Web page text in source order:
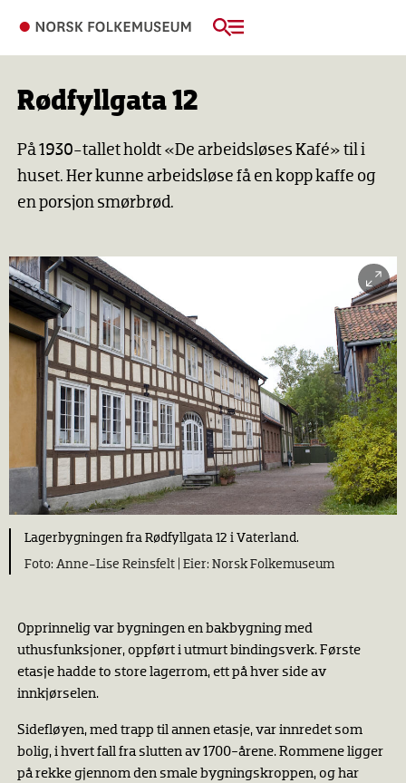
Rødfyllgata 12
På 1930-tallet holdt «De arbeidsløses Kafé» til i
huset. Her kunne arbeidsløse få en kopp kaffe og
en porsjon smørbrød.
Lagerbygningen fra Rødfyllgata 12 i Vaterland.
Anne-Lise Reinsfelt |
Norsk Folkemuseum
Opprinnelig var bygningen en bakbygning med
uthusfunksjoner, oppført i utmurt bindingsverk. Første
etasje hadde to store lagerrom, ett på hver side av
innkjørselen.
Sidefløyen, med trapp til annen etasje, var innredet som
bolig, i hvert fall fra slutten av 1700-årene. Rommene ligger
på rekke gjennom den smale bygningskroppen, og har